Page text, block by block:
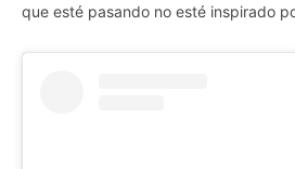
que esté pasando no esté inspirado